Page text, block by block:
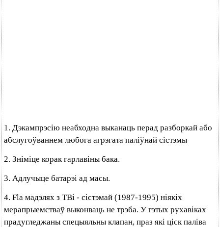
1. Дэкампрэсію неабходна выканаць перад разборкай або
абслугоўваннем любога агрэгата паліўнай сістэмы
2. Зніміце корак гарлавіны бака.
3. Адлучыце батарэі ад масы.
4. Fla мадэлях з TBi - сістэмай (1987-1995) ніякіх
мерапрыемстваў выконваць не трэба. У гэтых рухавіках
прадугледжаны спецыяльны клапан, праз які ціск паліва